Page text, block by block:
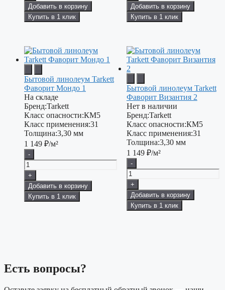
Добавить в корзину
Купить в 1 клик
Добавить в корзину
Купить в 1 клик
Бытовой линолеум Tarkett
Фаворит Мондо 1
На складе
Бренд:Tarkett
Класс опасности:КМ5
Класс применения:31
Толщина:3,30 мм
1 149 ₽/м²
-
+
Добавить в корзину
Купить в 1 клик
Бытовой линолеум Tarkett
Фаворит Византия 2
Нет в наличии
Бренд:Tarkett
Класс опасности:КМ5
Класс применения:31
Толщина:3,30 мм
1 149 ₽/м²
-
+
Добавить в корзину
Купить в 1 клик
Есть вопросы?